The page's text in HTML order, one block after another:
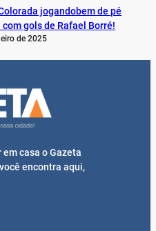
jogandobem de pé
com gols de Rafael Borré!
de 2025
casa o Gazeta
encontra aqui,